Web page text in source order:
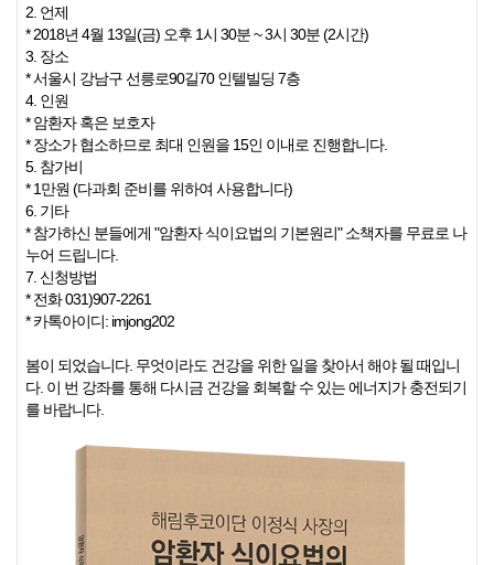
2. 언제
* 2018년 4월 13일(금) 오후 1시 30분 ~ 3시 30분 (2시간)
3. 장소
* 서울시 강남구 선릉로90길70 인텔빌딩 7층
4. 인원
* 암환자 혹은 보호자
* 장소가 협소하므로 최대 인원을 15인 이내로 진행합니다.
5. 참가비
* 1만원 (다과회 준비를 위하여 사용합니다)
6. 기타
* 참가하신 분들에게 "암환자 식이요법의 기본원리" 소책자를 무료로 나
누어 드립니다.
7. 신청방법
* 전화 031)907-2261
* 카톡아이디: imjong202
봄이 되었습니다. 무엇이라도 건강을 위한 일을 찾아서 해야 될 때입니
다. 이 번 강좌를 통해 다시금 건강을 회복할 수 있는 에너지가 충전되기
를 바랍니다.